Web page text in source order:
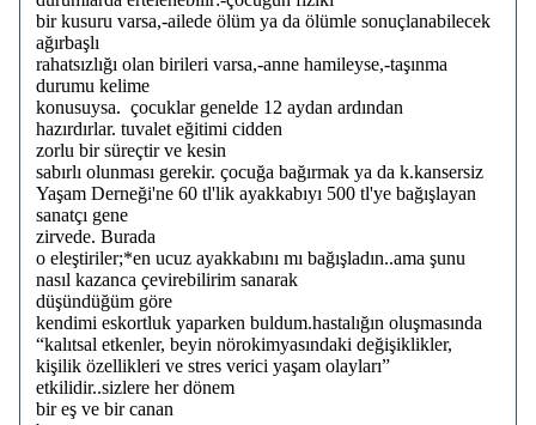
bir kusuru varsa,-ailede ölüm ya da ölümle sonuçlanabilecek
ağırbaşlı
rahatsızlığı olan birileri varsa,-anne hamileyse,-taşınma
durumu kelime
konusuysa. çocuklar genelde 12 aydan ardından
hazırdırlar. tuvalet eğitimi cidden
zorlu bir süreçtir ve kesin
sabırlı olunması gerekir. çocuğa bağırmak ya da k.kansersiz
Yaşam Derneği'ne 60 tl'lik ayakkabıyı 500 tl'ye bağışlayan
sanatçı gene
zirvede. Burada
o eleştiriler;*en ucuz ayakkabını mı bağışladın..ama şunu
nasıl kazanca çevirebilirim sanarak
düşündüğüm göre
kendimi eskortluk yaparken buldum.hastalığın oluşmasında
“kalıtsal etkenler, beyin nörokimyasındaki değişiklikler,
kişilik özellikleri ve stres verici yaşam olayları”
etkilidir..sizlere her dönem
bir eş ve bir canan